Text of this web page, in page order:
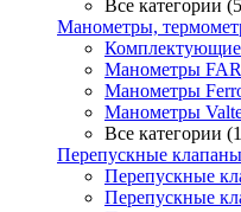
Все категории
Манометры,
Комплектующие
Манометры FAR
Манометры
Манометры
Все категории
Перепускные клапаны
Перепускные
Перепускные